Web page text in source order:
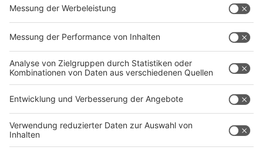
Ja, Ferienjobber sind gesetzlich unfallversichert –
genau wie reguläre Arbeitnehmer:
Die gesetzliche Unfallversicherung greift während
der Arbeit, aber auch auf dem direkten Weg zur
Arbeitsstelle und zurück.
Abstecher ins Freibad, verliert für diesen Teil des
Weges den Versicherungsschutz.